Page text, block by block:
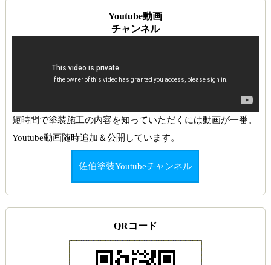
Youtube動画
チャンネル
短時間で塗装施工の内容を知っていただくには動画が一番。
Youtube動画随時追加＆公開しています。
佐伯塗装Youtubeチャンネル
QRコード